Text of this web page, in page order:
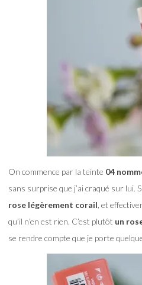
On commence par la teinte 04
sans surprise que j’ai craqué sur lui.
rose légèrement corail , et
qu’il n’en est rien. C’est plutôt un
se rendre compte que je porte